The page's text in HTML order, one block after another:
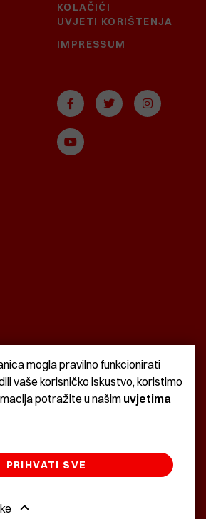
KOLAČIĆI
UVJETI KORIŠTENJA
IMPRESSUM
mogla pravilno funkcionirati
vaše korisničko iskustvo, koristimo
potražite u našim uvjetima
PRIHVATI SVE